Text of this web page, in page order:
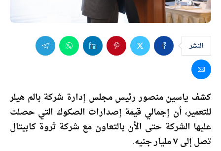
النشر
كشف ياسين منصور رئيس مجلس إدارة شركة بالم هيلر
للتعمير، أن إجمالي قيمة إصدارات الصكوك التي حصلت
عليها الشركة حتى الأن بالتعاون مع شركة ثروة كابيتال
تصل إلى ٧ مليار جنيه.